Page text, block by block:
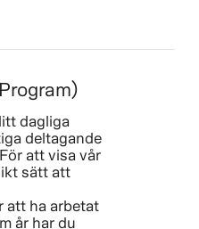
dagliga
deltagande
att visa vår
sätt att
att ha arbetat
år har du